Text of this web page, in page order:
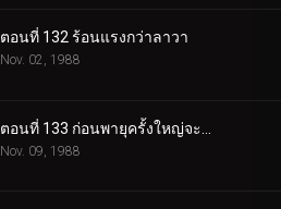
ตอนที่ 132 ร้อนแรงกว่าลาวา
Nov. 02, 1988
Nov. 09, 1988